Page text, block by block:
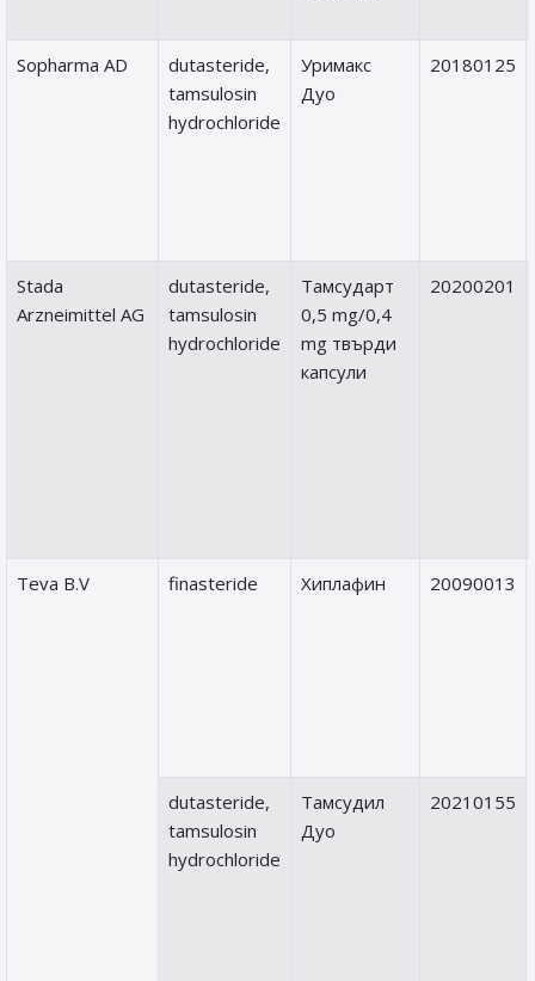
Sopharma AD
dutasteride,
tamsulosin
hydrochloride
Уримакс
Дуо
20180125
Stada
Arzneimittel AG
dutasteride,
tamsulosin
hydrochloride
Тамсударт
0,5 mg/0,4
mg твърди
капсули
20200201
Teva B.V finasteride Хиплафин 20090013
dutasteride,
tamsulosin
hydrochloride
Тамсудил
Дуо
20210155